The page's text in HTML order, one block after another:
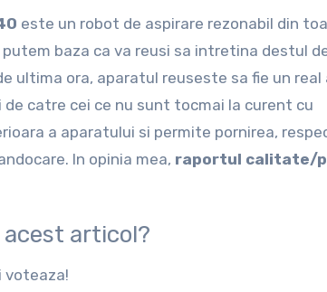
este un robot de aspirare rezonabil din
baza ca va reusi sa intretina destul
ultima ora, aparatul reuseste sa fie un
catre cei ce nu sunt tocmai la curent cu
a aparatului si permite pornirea,
In opinia mea, raportul calitate/
acest articol?
voteaza!